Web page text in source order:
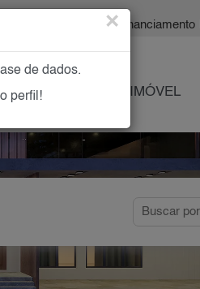
| Financiamento
OFEREÇA SEU IMÓVEL
×
de dados.
perfil!